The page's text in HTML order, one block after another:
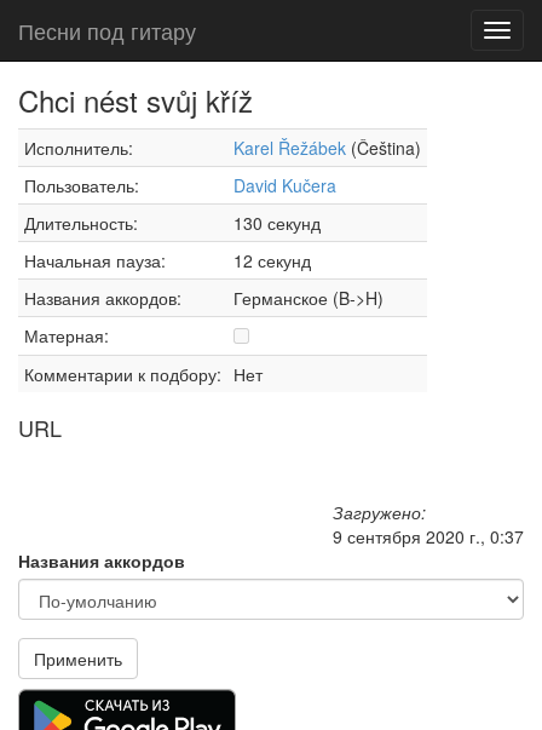
Песни под гитару
Chci nést svůj kříž
Исполнитель: Karel Řežábek (Čeština)
Пользователь:
David Kučera
Длительность:
130 секунд
Начальная пауза:
12 секунд
Названия аккордов:
Германское (B->H)
Матерная:
Комментарии к подбору: Нет
URL
Загружено:
9 сентября 2020 г., 0:37
Названия аккордов
Применить